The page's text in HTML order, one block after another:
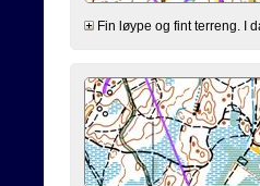
Fin løype og fint terreng. I